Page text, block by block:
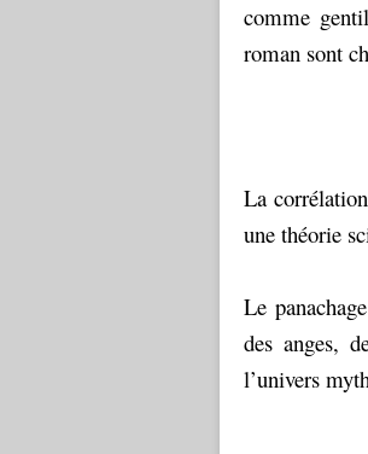
comme
roman sont
La
une théorie
Le
des anges,
l’univers